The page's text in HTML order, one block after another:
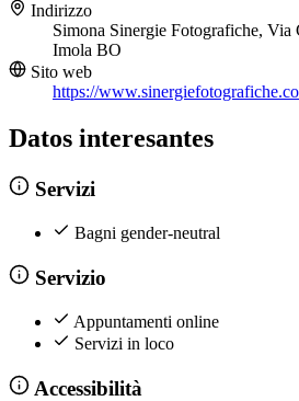
Indirizzo
Simona Sinergie Fotografiche, Via
Imola BO
Sito web
https://
Datos interesantes
Servizi
Bagni gender-neutral
Servizio
Appuntamenti online
Servizi in loco
Accessibilità